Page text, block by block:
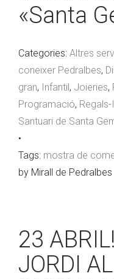
«Santa
Categories: Altres
coneixer Pedralbes,
gran, Infantil, Joieries,
Programació,
Santuari de Santa
•
Tags: mostra de
by Mirall de Pedralbes
23
JORDI